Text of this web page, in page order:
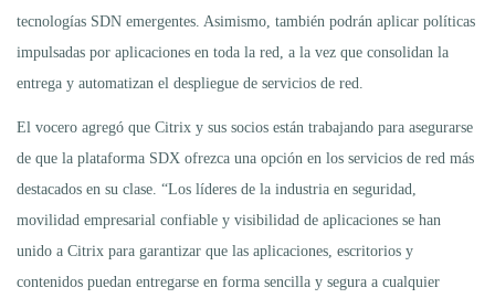
tecnologías SDN emergentes. Asimismo, también podrán aplicar políticas
impulsadas por aplicaciones en toda la red, a la vez que consolidan la
entrega y automatizan el despliegue de servicios de red.
El vocero agregó que Citrix y sus socios están trabajando para asegurarse
de que la plataforma SDX ofrezca una opción en los servicios de red más
destacados en su clase. “Los líderes de la industria en seguridad,
movilidad empresarial confiable y visibilidad de aplicaciones se han
unido a Citrix para garantizar que las aplicaciones, escritorios y
contenidos puedan entregarse en forma sencilla y segura a cualquier